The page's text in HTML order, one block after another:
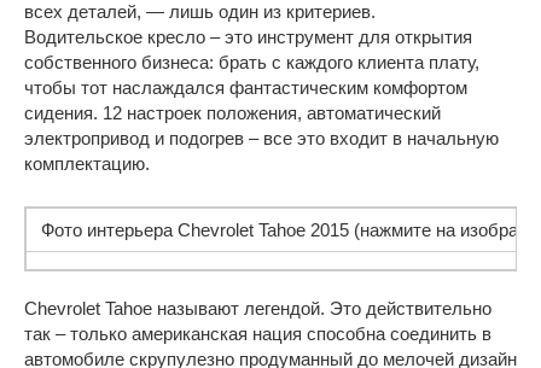
всех деталей, — лишь один из критериев.
Водительское кресло – это инструмент для открытия
собственного бизнеса: брать с каждого клиента плату,
чтобы тот наслаждался фантастическим комфортом
сидения. 12 настроек положения, автоматический
электропривод и подогрев – все это входит в начальную
комплектацию.
Фото интерьера Chevrolet Tahoe 2015 (нажмите на
Chevrolet Tahoe называют легендой. Это действительно
так – только американская нация способна соединить в
автомобиле скрупулезно продуманный до мелочей дизайн